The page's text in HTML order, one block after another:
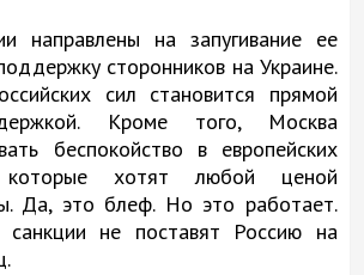
направлены на запугивание ее
сторонников на Украине.
сил становится прямой
Кроме того, Москва
беспокойство в европейских
которые хотят любой ценой
Да, это блеф. Но это работает.
санкции не поставят Россию на